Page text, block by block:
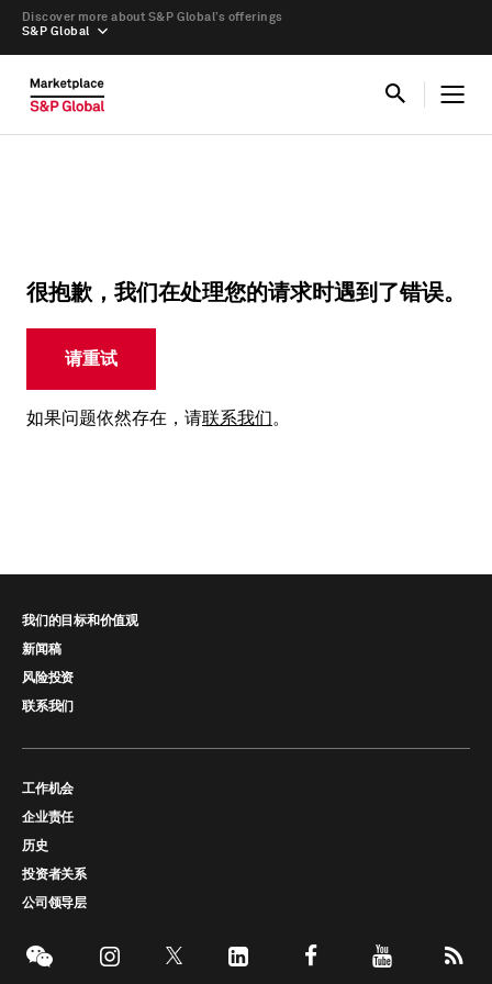
S&P Global
Discover more about S&P Global’s offerings
很抱歉，我们在处理您的请求时遇到了错误。
请重试
如果问题依然存在，请联系我们。
我们的目标和价值观
新闻稿
风险投资
联系我们
工作机会
企业责任
历史
投资者关系
公司领导层